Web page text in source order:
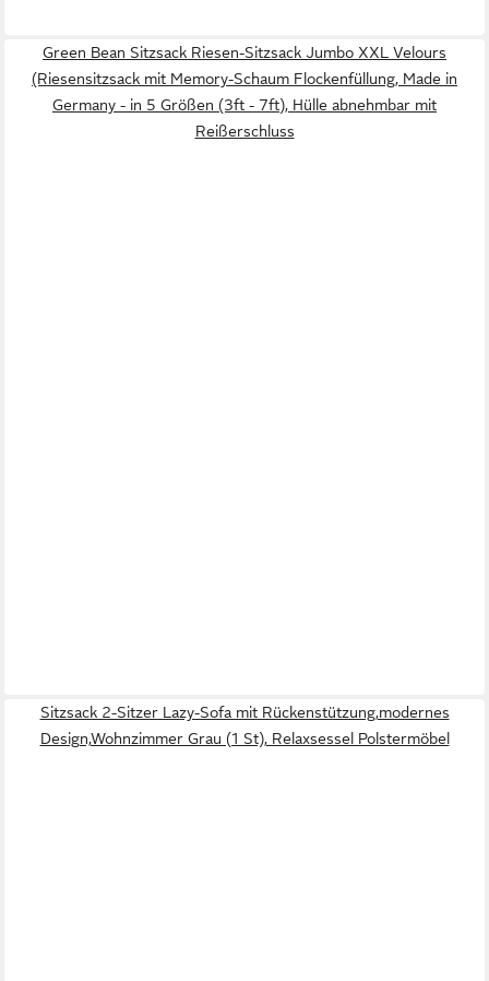
Green Bean Sitzsack Riesen-Sitzsack Jumbo XXL Velours
(Riesensitzsack mit Memory-Schaum Flockenfüllung, Made in
Germany - in 5 Größen (3ft - 7ft), Hülle abnehmbar mit
Reißerschluss
Sitzsack 2-Sitzer Lazy-Sofa mit Rückenstützung,modernes
Design,Wohnzimmer Grau (1 St), Relaxsessel Polstermöbel